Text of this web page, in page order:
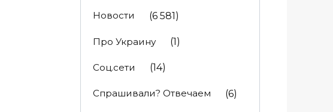
Новости (6 581)
Про Украину (1)
Соц.сети (14)
Спрашивали? Отвечаем (6)